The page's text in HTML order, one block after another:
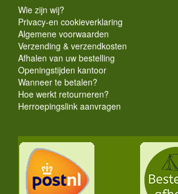
Wie zijn wij?
Privacy-en cookieverklaring
Algemene voorwaarden
Verzending & verzendkosten
Afhalen van uw bestelling
Openingstijden kantoor
Wanneer te betalen?
Hoe werkt retourneren?
Herroepingslink aanvragen